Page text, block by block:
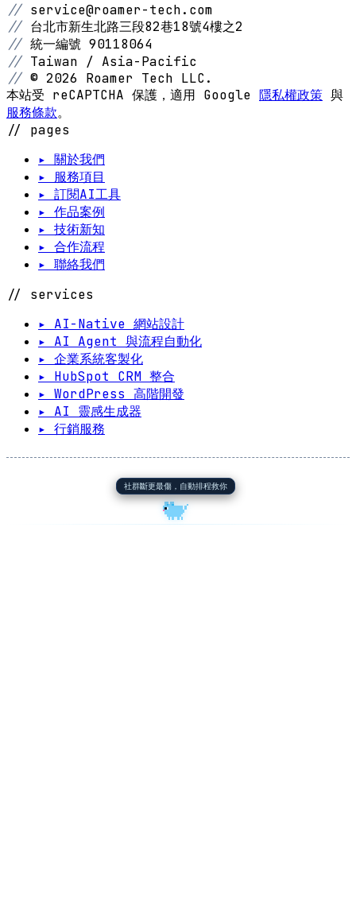
// service@roamer-tech.com
// 台北市新生北路三段82巷18號4樓之2
// 統一編號 90118064
// Taiwan / Asia-Pacific
// © 2026 Roamer Tech LLC.
本站受 reCAPTCHA 保護，適用 Google 隱私權政策 與
服務條款。
// pages
▸ 關於我們
▸ 服務項目
▸ 訂閱AI工具
▸ 作品案例
▸ 技術新知
▸ 合作流程
▸ 聯絡我們
// services
▸ AI-Native 網站設計
▸ AI Agent 與流程自動化
▸ 企業系統客製化
▸ HubSpot CRM 整合
▸ WordPress 高階開發
▸ AI 靈感生成器
▸ 行銷服務
社群斷更最傷，自動排程救你